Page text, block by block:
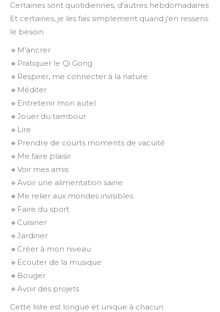
Certaines sont quotidiennes, d’autres hebdomadaires
Et certaines, je les fais simplement quand j’en ressens
le besoin
🔹M’ancrer
🔸Pratiquer le Qi Gong
🔹Respirer, me connecter à la nature
🔸Méditer
🔹Entretenir mon autel
🔸Jouer du tambour
🔹Lire
🔸Prendre de courts moments de vacuité
🔹Me faire plaisir
🔸Voir mes amis
🔹Avoir une alimentation saine
🔸Me relier aux mondes invisibles
🔹Faire du sport
🔸Cuisiner
🔹Jardiner
🔸Créer à mon niveau
🔹Ecouter de la musique
🔸Bouger
🔹Avoir des projets
Cette liste est longue et unique à chacun